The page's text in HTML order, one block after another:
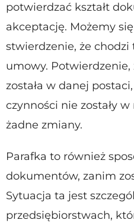
potwierdzać kształt
akceptację. Możemy
stwierdzenie, że
umowy. Potwierdzenie,
została w danej
czynności nie zostały
żadne zmiany.
Parafka to również
dokumentów, zanim
Sytuacja ta jest
przedsiębiorstwach,